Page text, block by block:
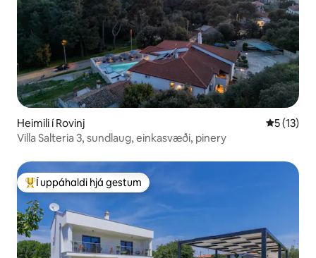
Heimili í Rovinj 5 af 5 í
5 (13)
Villa Salteria 3, sundlaug, einkasvæði, pinery
Í mestu uppáhaldi hjá gestum
Í uppáhaldi hjá gestum